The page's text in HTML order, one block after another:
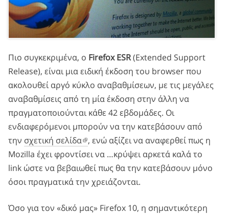
Πιο συγκεκριμένα, ο Firefox ESR(Extended Support
Release), είναι μια ειδική έκδοση του browser που
ακολουθεί αργό κύκλο αναβαθμίσεων, με τις μεγάλες
αναβαθμίσεις από τη μία έκδοση στην άλλη να
πραγματοποιούνται κάθε 42 εβδομάδες. Οι
ενδιαφερόμενοι μπορούν να την κατεβάσουν από
την σχετική σελίδα , ενώ αξίζει να αναφερθεί πως η
Mozilla έχει φροντίσει να …κρύψει αρκετά καλά το
link ώστε να βεβαιωθεί πως θα την κατεβάσουν μόνο
όσοι πραγματικά την χρειάζονται.
Όσο για τον «δικό μας» Firefox 10, η σημαντικότερη